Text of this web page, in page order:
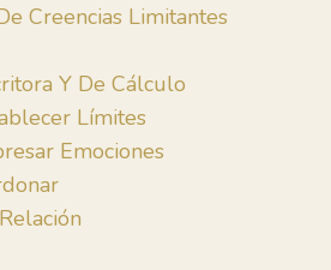
Creencias Limitantes
Y De Cálculo
Límites
Emociones